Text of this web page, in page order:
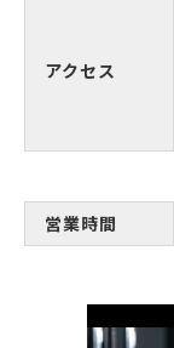
アクセス
営業時間